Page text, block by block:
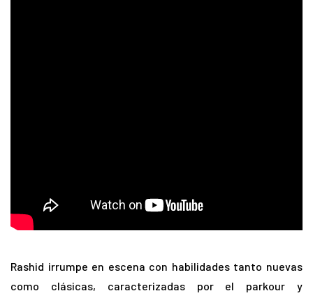
Rashid irrumpe en escena con habilidades tanto nuevas
como clásicas, caracterizadas por el parkour y